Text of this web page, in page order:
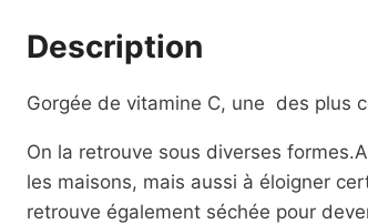
Description
Gorgée de vitamine C, une des plus
On la retrouve sous diverses
les maisons, mais aussi à éloigner
retrouve également séchée pour